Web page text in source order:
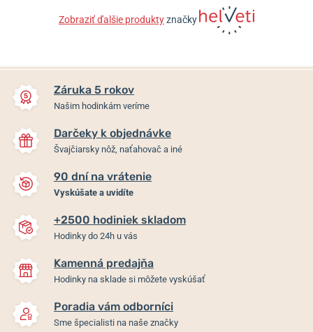
Zobraziť ďalšie produktyznačky
Záruka 5 rokov
Našim hodinkám veríme
Darčeky k objednávke
Švajčiarsky nôž, naťahovač a iné
90 dní na vrátenie
Vyskúšate a uvidíte
+2500 hodiniek skladom
Hodinky do 24h u vás
Kamenná predajňa
Hodinky na sklade si môžete vyskúšať
Poradia vám odborníci
Sme špecialisti na naše značky